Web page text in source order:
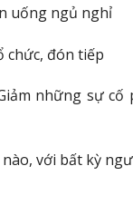
uống ngủ nghỉ
chức, đón tiếp
những sự
với bất kỳ